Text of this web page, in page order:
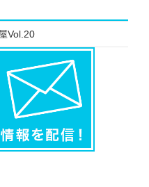
Vol.20